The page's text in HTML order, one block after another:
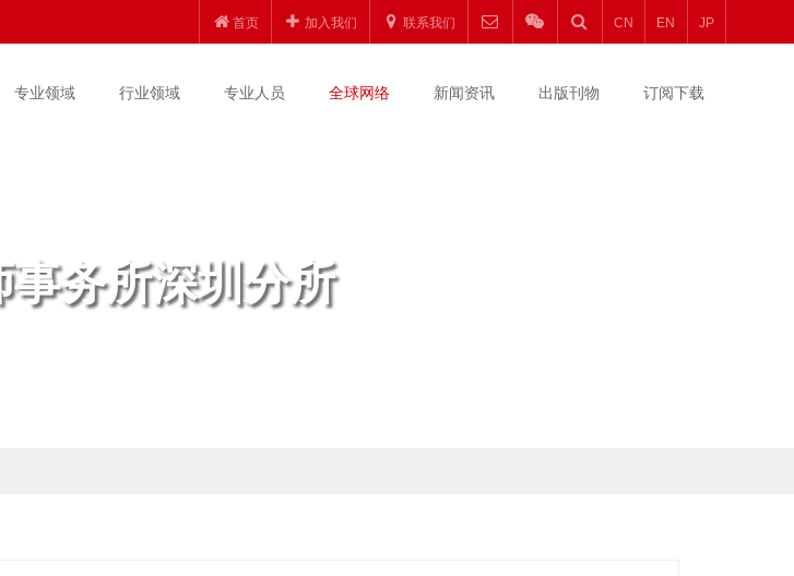
首页 加入我们 联系我们 CN EN JP
专业领域 行业领域 专业人员 全球网络 新闻资讯 出版刊物 订阅下载
事务所深圳分所